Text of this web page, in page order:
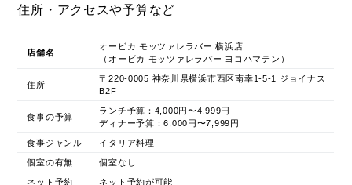
住所・アクセスや予算など
店舗名
オービカ モッツァレラバー 横浜店
（オービカ モッツァレラバー ヨコハマテン）
住所
〒220-0005 神奈川県横浜市西区南幸1-5-1 ジョイナス
B2F
食事の予算
ランチ予算：4,000円〜4,999円
ディナー予算：6,000円〜7,999円
食事ジャンル イタリア料理
個室の有無 個室なし
ネット予約 ネット予約が可能